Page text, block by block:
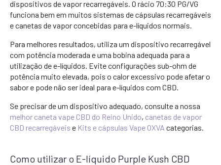
dispositivos de vapor recarregáveis. O rácio 70:30 PG/VG
funciona bem em muitos sistemas de cápsulas recarregáveis
e canetas de vapor concebidas para e-líquidos normais.
Para melhores resultados, utiliza um dispositivo recarregável
com potência moderada e uma bobina adequada para a
utilização de e-líquidos. Evite configurações sub-ohm de
potência muito elevada, pois o calor excessivo pode afetar o
sabor e pode não ser ideal para e-líquidos com CBD.
Se precisar de um dispositivo adequado, consulte a nossa
melhor caneta vape CBD do Reino Unido, canetas de vapor
CBD recarregáveis e Kits e cápsulas Vape OXVA categorias.
Como utilizar o E-líquido Purple Kush CBD